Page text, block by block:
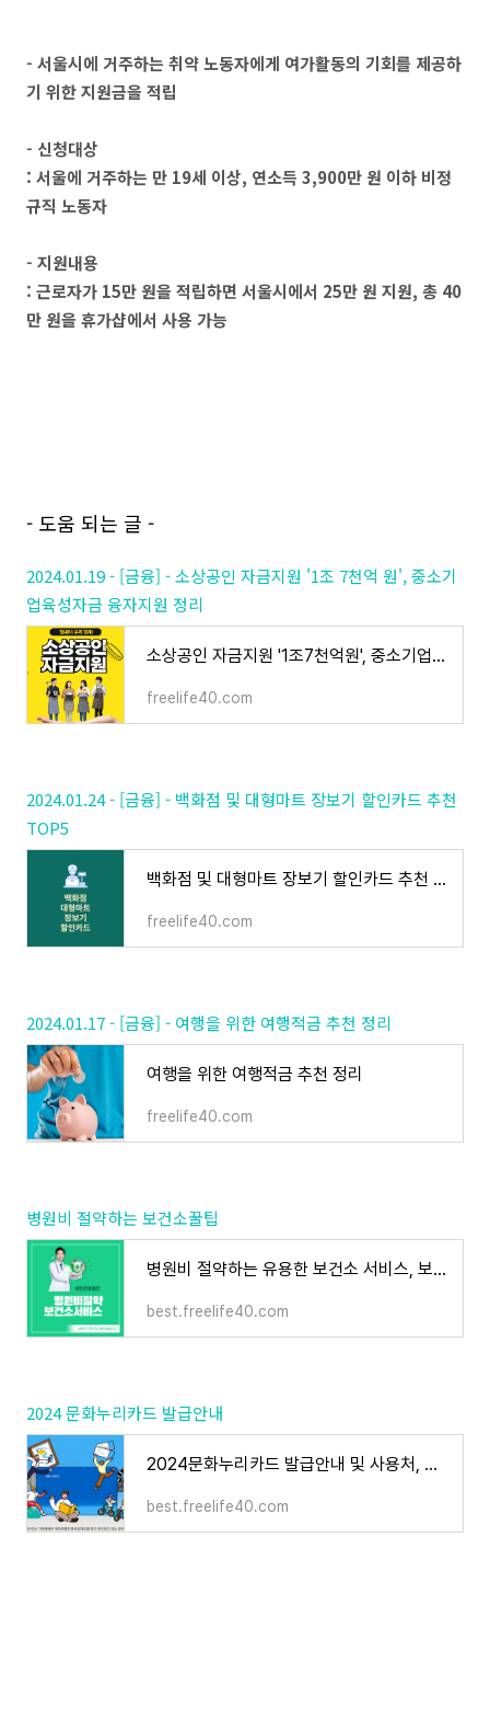
- 서울시에 거주하는 취약 노동자에게 여가활동의 기회를 제공하
기 위한 지원금을 적립
- 신청대상
: 서울에 거주하는 만 19세 이상, 연소득 3,900만 원 이하 비정
규직 노동자
- 지원내용
: 근로자가 15만 원을 적립하면 서울시에서 25만 원 지원, 총 40
만 원을 휴가샵에서 사용 가능
- 도움 되는 글 -
2024.01.19 - [금융] - 소상공인 자금지원 '1조 7천억 원', 중소기
업육성자금 융자지원 정리
소상공인 자금지원 '1조7천억원', 중소기업육성자금 융자지원 정리
freelife40.com
2024.01.24 - [금융] - 백화점 및 대형마트 장보기 할인카드 추천
TOP5
백화점 및 대형마트 장보기 할인카드 추천 TOP5
freelife40.com
2024.01.17 - [금융] - 여행을 위한 여행적금 추천 정리
여행을 위한 여행적금 추천 정리
freelife40.com
병원비 절약하는 보건소꿀팁
병원비 절약하는 유용한 보건소 서비스, 보건소 이용 꿀팁 정리 추천
best.freelife40.com
2024 문화누리카드 발급안내
2024문화누리카드 발급안내 및 사용처, 사용방법 잔액조회 정리
best.freelife40.com